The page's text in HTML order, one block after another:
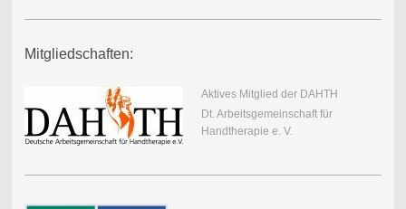
Mitgliedschaften:
Aktives Mitglied der DAHTH
Dt. Arbeitsgemeinschaft für
Handtherapie e. V.